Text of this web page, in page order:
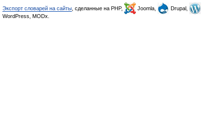
Экспорт словарей на сайты , сделанные на PHP, Joomla,
Drupal,
WordPress, MODx.